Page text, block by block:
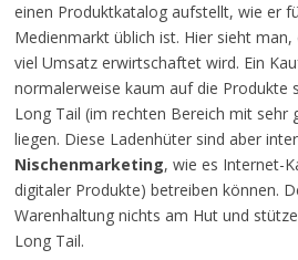
einen Produktkatalog aufstellt, wie er
Medienmarkt üblich ist. Hier sieht
viel Umsatz erwirtschaftet wird. Ein
normalerweise kaum auf die Produkte
Long Tail (im rechten Bereich mit sehr
liegen. Diese Ladenhüter sind aber
Nischenmarketing, wie es Internet-
digitaler Produkte) betreiben können.
Warenhaltung nichts am Hut und
Long Tail.